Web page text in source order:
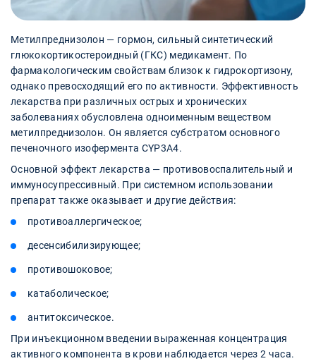
Метилпреднизолон — гормон, сильный синтетический
глюкокортикостероидный (ГКС) медикамент. По
фармакологическим свойствам близок к гидрокортизону,
однако превосходящий его по активности. Эффективность
лекарства при различных острых и хронических
заболеваниях обусловлена одноименным веществом
метилпреднизолон. Он является субстратом основного
печеночного изофермента CYP3A4.
Основной эффект лекарства — противовоспалительный и
иммуносупрессивный. При системном использовании
препарат также оказывает и другие действия:
противоаллергическое;
десенсибилизирующее;
противошоковое;
катаболическое;
антитоксическое.
При инъекционном введении выраженная концентрация
активного компонента в крови наблюдается через 2 часа.